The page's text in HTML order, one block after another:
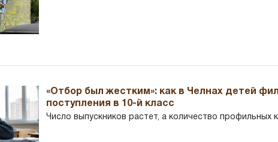
«Отбор был жестким»: как в Челнах детей
поступления в 10-й класс
Число выпускников растет, а количество профильных